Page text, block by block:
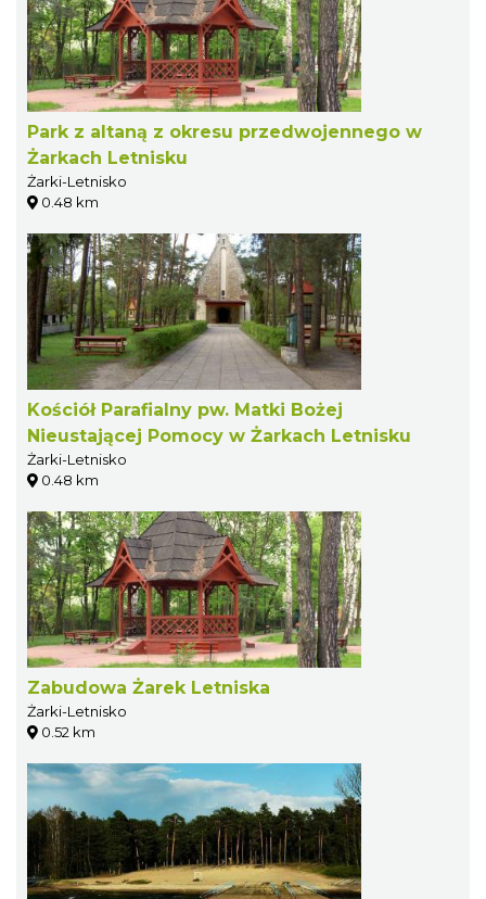
Park z altaną z okresu przedwojennego w
Żarkach Letnisku
Żarki-Letnisko
0.48 km
Kościół Parafialny pw. Matki Bożej
Nieustającej Pomocy w Żarkach Letnisku
Żarki-Letnisko
0.48 km
Zabudowa Żarek Letniska
Żarki-Letnisko
0.52 km